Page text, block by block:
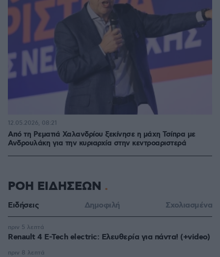
Από τη Ρεματιά Χαλανδρίου ξεκίνησε η μάχη Τσίπρα με
Ανδρουλάκη για την κυριαρχία στην κεντροαριστερά
12.05.2026, 08:21
ΡΟΗ ΕΙΔΗΣΕΩΝ
Ειδήσεις Δημοφιλή Σχολιασμένα
Renault 4 E-Tech electric: Ελευθερία για πάντα! (+video)
πριν 5 λεπτά
πριν 8 λεπτά